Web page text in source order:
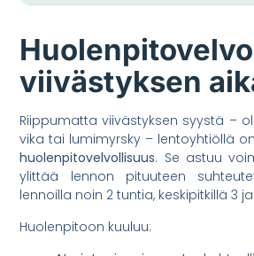
viivästyksen
Riippumatta viivästyksen syystä –
vika tai lumimyrsky – lentoyhtiöllä
huolenpitovelvollisuus. Se astuu
ylittää lennon pituuteen
lennoilla noin 2 tuntia, keskipitkillä 3
Huolenpitoon kuuluu: